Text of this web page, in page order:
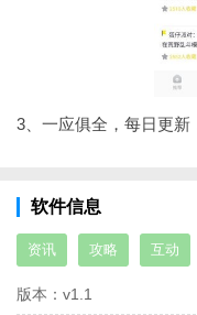
3、一应俱全，每日更新
软件信息
资讯 攻略 互动
版本： v1.1